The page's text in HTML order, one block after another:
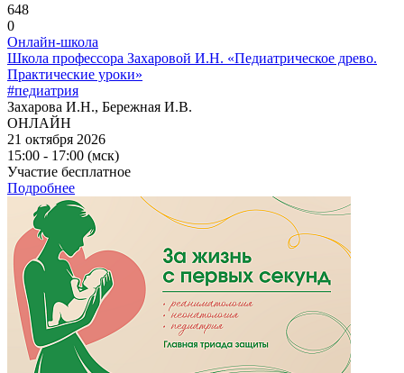
648
0
Онлайн-школа
Школа профессора Захаровой И.Н. «Педиатрическое древо.
Практические уроки»
#педиатрия
Захарова И.Н., Бережная И.В.
ОНЛАЙН
21 октября 2026
15:00 - 17:00 (мск)
Участие бесплатное
Подробнее